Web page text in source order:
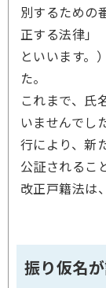
別するための
正する法律」
といいます。
た。
これまで、氏
いませんでし
行により、新
公証されるこ
改正戸籍法は
振り仮名